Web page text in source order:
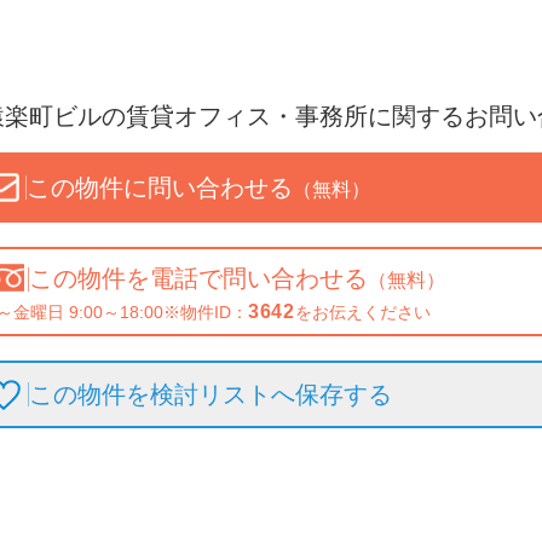
町ビルの賃貸オフィス・事務所に関するお問
この物件に問い合わせる （無料）
この物件を電話で問い合わせる （無料）
金曜日 9:00～18:00※物件ID： 3642をお伝えください
この物件を検討リストへ保存する